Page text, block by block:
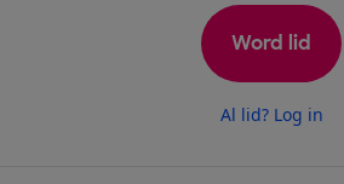
Word lid
Al lid? Log in